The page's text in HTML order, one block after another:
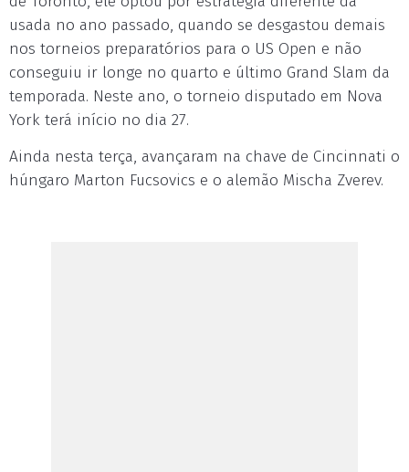
usada no ano passado, quando se desgastou demais
nos torneios preparatórios para o US Open e não
conseguiu ir longe no quarto e último Grand Slam da
temporada. Neste ano, o torneio disputado em Nova
York terá início no dia 27.
Ainda nesta terça, avançaram na chave de Cincinnati o
húngaro Marton Fucsovics e o alemão Mischa Zverev.